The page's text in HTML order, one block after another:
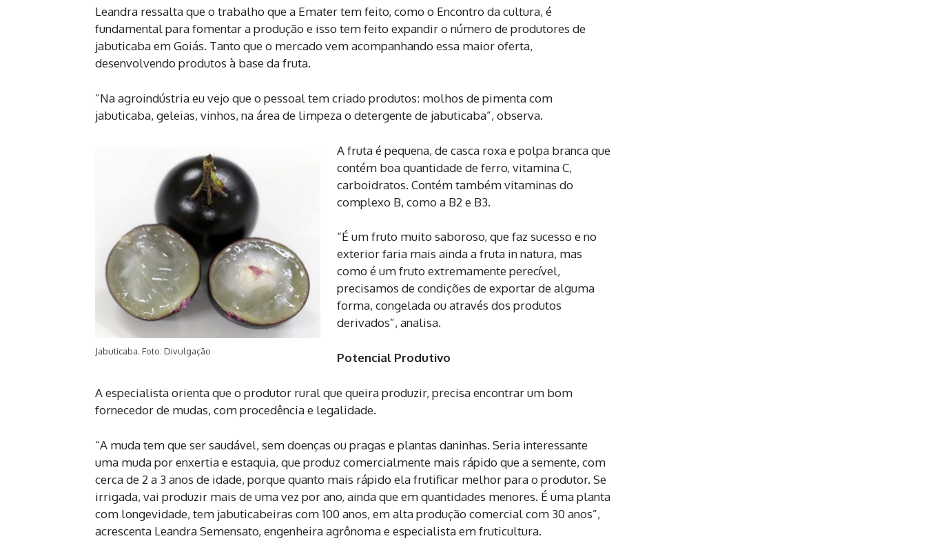
Leandra ressalta que o trabalho que a Emater tem feito, como o Encontro da cultura, é
fundamental para fomentar a produção e isso tem feito expandir o número de produtores de
jabuticaba em Goiás. Tanto que o mercado vem acompanhando essa maior oferta,
desenvolvendo produtos à base da fruta.
“Na agroindústria eu vejo que o pessoal tem criado produtos: molhos de pimenta com
jabuticaba, geleias, vinhos, na área de limpeza o detergente de jabuticaba”, observa.
Jabuticaba. Foto: Divulgação
A fruta é pequena, de casca roxa e polpa branca que
contém boa quantidade de ferro, vitamina C,
carboidratos. Contém também vitaminas do
complexo B, como a B2 e B3.
“É um fruto muito saboroso, que faz sucesso e no
exterior faria mais ainda a fruta in natura, mas
como é um fruto extremamente perecível,
precisamos de condições de exportar de alguma
forma, congelada ou através dos produtos
derivados”, analisa.
Potencial Produtivo
A especialista orienta que o produtor rural que queira produzir, precisa encontrar um bom
fornecedor de mudas, com procedência e legalidade.
“A muda tem que ser saudável, sem doenças ou pragas e plantas daninhas. Seria interessante
uma muda por enxertia e estaquia, que produz comercialmente mais rápido que a semente, com
cerca de 2 a 3 anos de idade, porque quanto mais rápido ela frutificar melhor para o produtor. Se
irrigada, vai produzir mais de uma vez por ano, ainda que em quantidades menores. É uma planta
com longevidade, tem jabuticabeiras com 100 anos, em alta produção comercial com 30 anos”,
acrescenta Leandra Semensato, engenheira agrônoma e especialista em fruticultura.